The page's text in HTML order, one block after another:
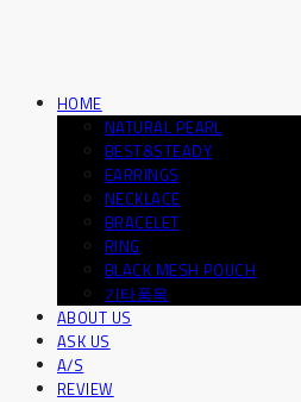
HOME
NATURAL PEARL
BEST&STEADY
EARRINGS
NECKLACE
BRACELET
RING
BLACK MESH POUCH
기타품목
ABOUT US
ASK US
A/S
REVIEW